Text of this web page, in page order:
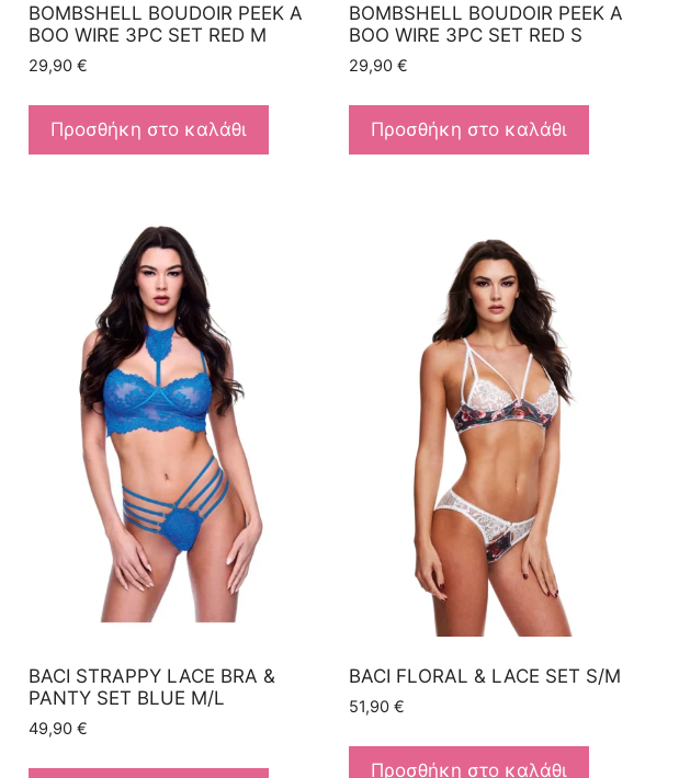
BOMBSHELL BOUDOIR PEEK A
BOO WIRE 3PC SET RED M
29,90€
Προσθήκη στο καλάθι
BOMBSHELL BOUDOIR PEEK A
BOO WIRE 3PC SET RED S
29,90 €
Προσθήκη στο καλάθι
BACI STRAPPY LACE BRA &
PANTY SET BLUE M/L
49,90€
BACI FLORAL & LACE SET S/M
51,90 €
Προσθήκη στο καλάθι